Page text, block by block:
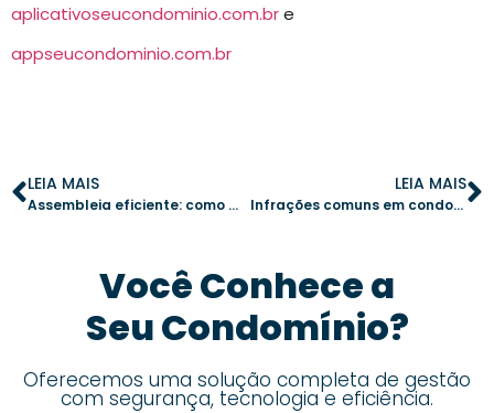
aplicativoseucondominio.com.bre
appseucondominio.com.br
LEIA MAIS
Assembleia eficiente: como transformar reuniões em decisões práticas
LEIA MAIS
Infrações comuns em condomínios: como identificar e administrar eficazmente
Você Conhece a
Seu Condomínio?
Oferecemos uma solução completa de gestão
com segurança, tecnologia e eficiência.